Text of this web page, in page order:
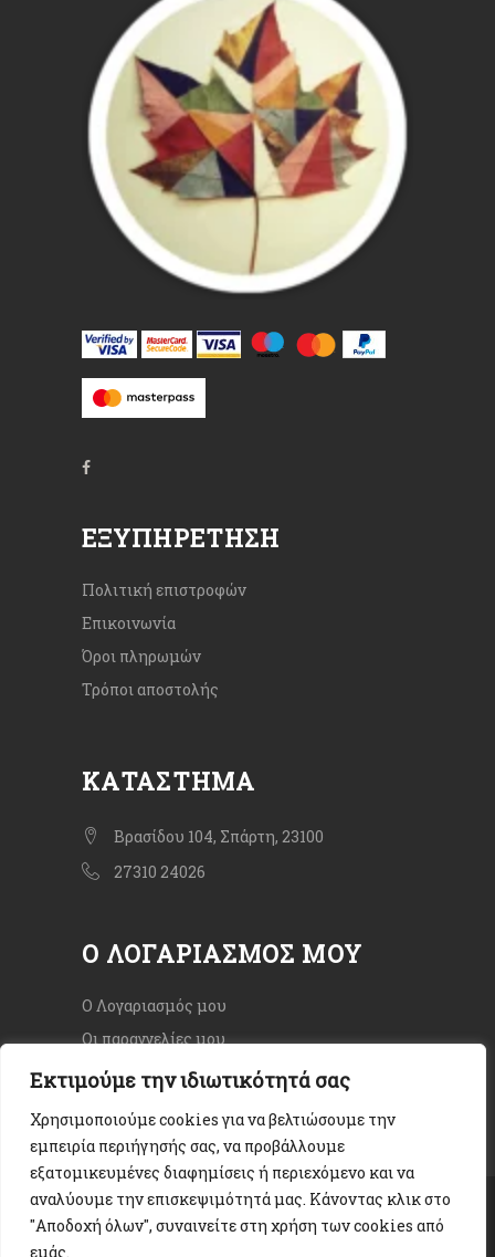
Εκτιμούμε την ιδιωτικότητά σας
Χρησιμοποιούμε cookies για να βελτιώσουμε την
εμπειρία περιήγησής σας, να προβάλλουμε
εξατομικευμένες διαφημίσεις ή περιεχόμενο και να
αναλύουμε την επισκεψιμότητά μας. Κάνοντας κλικ στο
"Αποδοχή όλων", συναινείτε στη χρήση των cookies από
εμάς.
ΕΞΥΠΗΡΈΤΗΣΗ
Πολιτική επιστροφών
Επικοινωνία
Όροι πληρωμών
Τρόποι αποστολής
ΚΑΤΆΣΤΗΜΑ
Βρασίδου 104, Σπάρτη, 23100
27310 24026
Ο ΛΟΓΑΡΙΑΣΜΌΣ ΜΟΥ
Ο Λογαριασμός μου
Οι παραγγελίες μου
Copyright © 2020. All rights Reserved.